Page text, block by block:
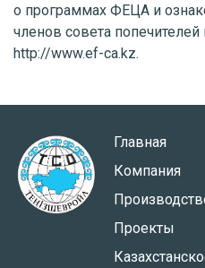
о программах ФЕЦА и
членов совета
http://www.ef-ca.kz.
Главная
Компания
Проекты